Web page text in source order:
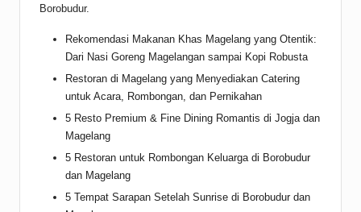
Borobudur.
Rekomendasi Makanan Khas Magelang yang Otentik:
Dari Nasi Goreng Magelangan sampai Kopi Robusta
Restoran di Magelang yang Menyediakan Catering
untuk Acara, Rombongan, dan Pernikahan
5 Resto Premium & Fine Dining Romantis di Jogja dan
Magelang
5 Restoran untuk Rombongan Keluarga di Borobudur
dan Magelang
5 Tempat Sarapan Setelah Sunrise di Borobudur dan